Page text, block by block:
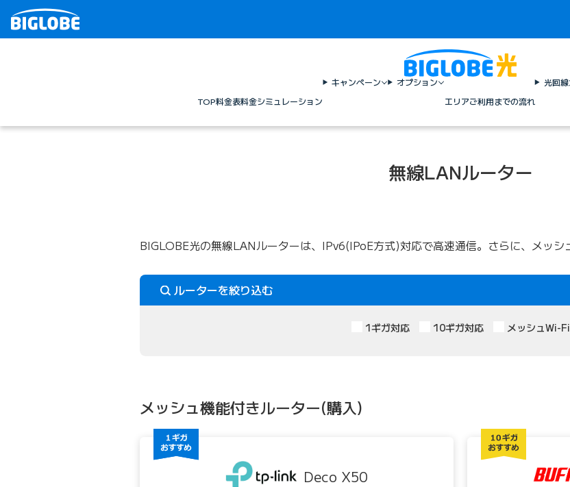
TOP料金表料金シミュレーション
キャンペーン
オプション
エリアご利用までの流れ
光回
無線LANルーター
BIGLOBE光の無線LANルーターは、IPv6(IPoE方式)対応で高速通信。さらに、メッ
ルーターを絞り込む
1ギガ対応 10ギガ対応 メッシュWi-Fi
メッシュ機能付きルーター(購入)
Deco X50